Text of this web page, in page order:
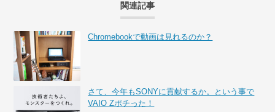
関連記事
Chromebookで動画は見れるのか？
さて、今年もSONYに貢献するか。という事で
VAIO Zポチった！